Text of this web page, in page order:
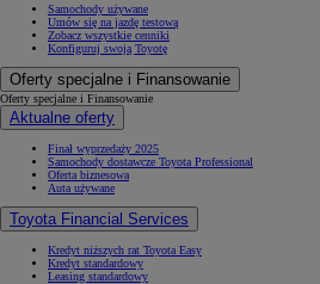
Samochody używane
Umów się na jazdę testową
Zobacz wszystkie cenniki
Konfiguruj swoją Toyotę
Oferty specjalne i Finansowanie
Oferty specjalne i Finansowanie
Aktualne oferty
Finał wyprzedaży 2025
Samochody dostawcze Toyota Professional
Oferta biznesowa
Auta używane
Toyota Financial Services
Kredyt niższych rat Toyota Easy
Kredyt standardowy
Leasing standardowy